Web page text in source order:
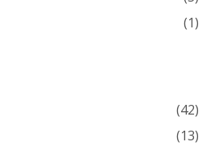
(1)
(42)
(13)